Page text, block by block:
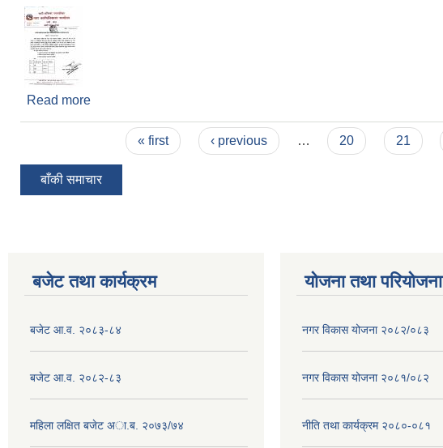
Read more
« first ‹ previous … 20 21
बाँकी समाचार
बजेट तथा कार्यक्रम
बजेट आ.व. २०८३-८४
बजेट आ.व. २०८२-८३
महिला लक्षित बजेट अा.ब. २०७३/७४
योजना तथा परियोजना
नगर विकास योजना २०८२/०८३
नगर विकास योजना २०८१/०८२
नीति तथा कार्यक्रम २०८०-०८१